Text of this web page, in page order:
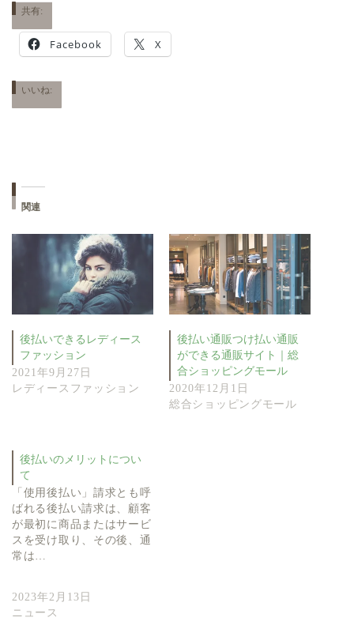
共有:
Facebook X
いいね:
関連
後払いできるレディース
ファッション
2021年9月27日
レディースファッション
後払い通販つけ払い通販
ができる通販サイト｜総
合ショッピングモール
2020年12月1日
総合ショッピングモール
後払いのメリットについ
て
「使用後払い」請求とも呼
ばれる後払い請求は、顧客
が最初に商品またはサービ
スを受け取り、その後、通
常は…
2023年2月13日
ニュース